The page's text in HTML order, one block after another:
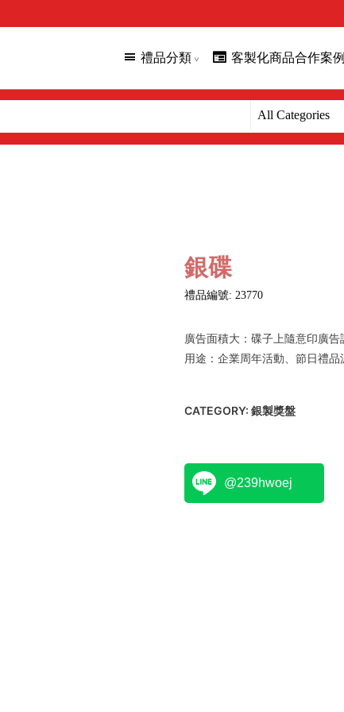
禮品分類 客製化商品合作案例
銀碟
禮品編號: 23770
廣告面積大：碟子上隨意印廣告
用途：企業周年活動、節日禮
CATEGORY:銀製獎盤
@239hwoej